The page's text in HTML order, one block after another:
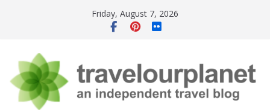
Friday, August 7, 2026